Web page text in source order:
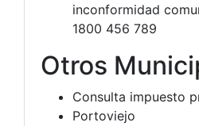
inconformidad
1800 456 789
Otros
Consulta impuesto
Portoviejo